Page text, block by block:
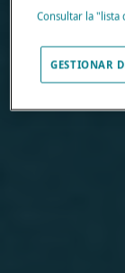
Consultar la "lista
GESTIONAR